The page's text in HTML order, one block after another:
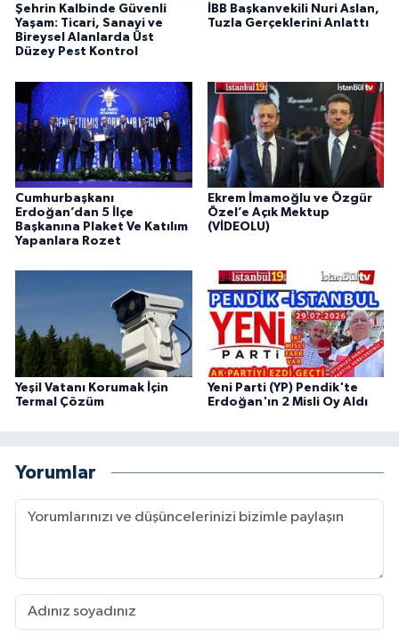
Şehrin Kalbinde Güvenli
Yaşam: Ticari, Sanayi ve
Bireysel Alanlarda Üst
Düzey Pest Kontrol
İBB Başkanvekili Nuri Aslan,
Tuzla Gerçeklerini Anlattı
Cumhurbaşkanı
Erdoğan’dan 5 İlçe
Başkanına Plaket Ve Katılım
Yapanlara Rozet
Ekrem İmamoğlu ve Özgür
Özel’e Açık Mektup
(VİDEOLU)
Yeşil Vatanı Korumak İçin
Termal Çözüm
Yeni Parti (YP) Pendik'te
Erdoğan'ın 2 Misli Oy Aldı
Yorumlar